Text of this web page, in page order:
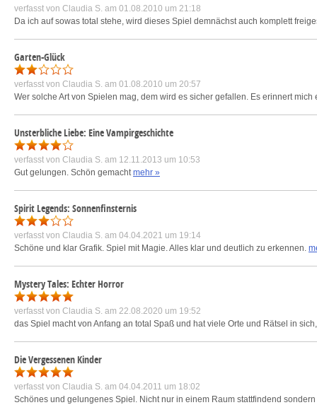
verfasst von Claudia S. am 01.08.2010 um 21:18
Da ich auf sowas total stehe, wird dieses Spiel demnächst auch komplett
Garten-Glück
verfasst von Claudia S. am 01.08.2010 um 20:57
Wer solche Art von Spielen mag, dem wird es sicher gefallen. Es erinnert
Unsterbliche Liebe: Eine Vampirgeschichte
verfasst von Claudia S. am 12.11.2013 um 10:53
Gut gelungen. Schön gemachtmehr »
Spirit Legends: Sonnenfinsternis
verfasst von Claudia S. am 04.04.2021 um 19:14
Schöne und klar Grafik. Spiel mit Magie. Alles klar und deutlich zu erkennen.
Mystery Tales: Echter Horror
verfasst von Claudia S. am 22.08.2020 um 19:52
das Spiel macht von Anfang an total Spaß und hat viele Orte und Rätsel in
Die Vergessenen Kinder
verfasst von Claudia S. am 04.04.2011 um 18:02
Schönes und gelungenes Spiel. Nicht nur in einem Raum stattfindend